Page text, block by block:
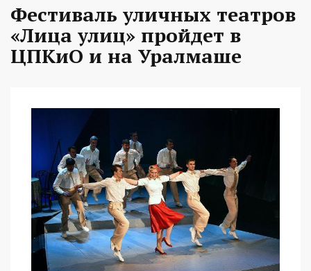
Фестиваль уличных театров
«Лица улиц» пройдет в
ЦПКиО и на Уралмаше